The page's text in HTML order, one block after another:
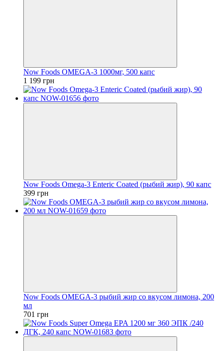
Now Foods OMEGA-3 1000мг, 500 капс
1 199 грн
Now Foods Omega-3 Enteric Coated (рыбий жир), 90 капс
399 грн
Now Foods OMEGA-3 рыбий жир со вкусом лимона, 200
мл
701 грн